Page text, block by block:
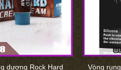
dương Rock Hard Vòng